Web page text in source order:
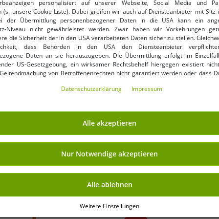
Damen Polo-Shirt mit
Navy
Damen Bluse mit
personalisiert auf unserer Webseite, Social Media und
(s. unsere Cookie-Liste). Dabei greifen wir auch auf Diensteanbieter mit Sitz
der Übermittlung personenbezogener Daten in die USA kann ein
Niveau nicht gewährleistet werden. Zwar haben wir Vorkehrungen
die Sicherheit der in den USA verarbeiteten Daten sicher zu stellen.
dass Behörden in den USA den Diensteanbieter
Daten an sie herauszugeben. Die Übermittlung erfolgt im
US-Gesetzgebung, ein wirksamer Rechtsbehelf hiergegen existiert
von Betroffenenrechten nicht garantiert werden oder dass
in die USA für einverstanden (s.a. unsere Datenschutzerklärung). Du hast
erklären oder unter „Weitere Einstellungen“ an Deine Wünsche
kannst Du jederzeit über „Datenschutz-Einstellungen“ am Ende jeder
die Zukunft widerrufen oder ändern.
Daten­schutz­erklärung Impressum
Alle akzeptieren
Nur Notwendige akzeptieren
Alle ablehnen
Weitere Einstellungen